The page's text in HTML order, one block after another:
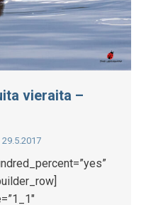
vieraita –
29.5.2017